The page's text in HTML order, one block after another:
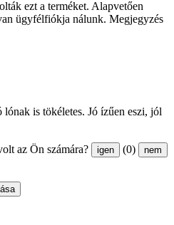
ezt a terméket. Alapvetően
ügyfélfiókja nálunk. Megjegyzés
is tökéletes. Jó ízűen eszi, jól
az Ön számára? igen (0) nem